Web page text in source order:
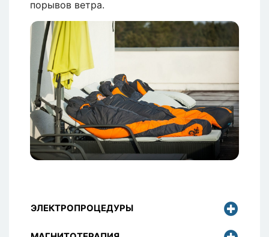
порывов ветра.
Изображение
ЭЛЕКТРОПРОЦЕДУРЫ